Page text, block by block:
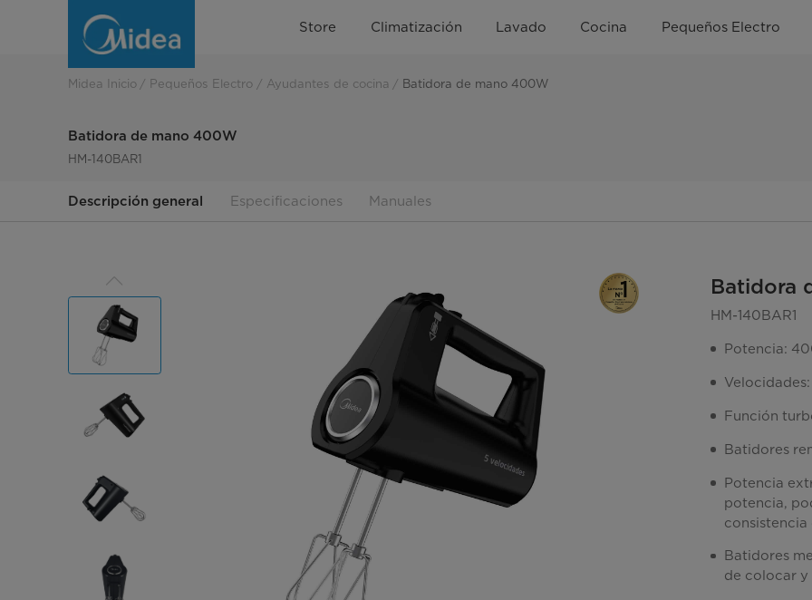
Batidora
Store Climatización Lavado Cocina Pequeños Electro
Midea Inicio Pequeños Electro Ayudantes de cocina Batidora de mano 400W
Batidora de mano 400W
HM-140BAR1
Descripción general Especificaciones Manuales
Batidora
HM-140BAR1
Potencia:
Función
Batidores
Potencia
potencia,
consistencia
Batidores
de colocar y